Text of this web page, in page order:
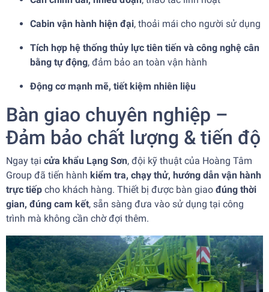
Cabin vận hành hiện đại, thoải mái cho người sử dụng
Tích hợp hệ thống thủy lực tiên tiến và công nghệ cân
bằng tự động, đảm bảo an toàn vận hành
Động cơ mạnh mẽ, tiết kiệm nhiên liệu
Bàn giao chuyên nghiệp –
Đảm bảo chất lượng & tiến độ
Ngay tại cửa khẩu Lạng Sơn, đội kỹ thuật của Hoàng Tâm
Group đã tiến hành kiểm tra, chạy thử, hướng dẫn vận hành
trực tiếp cho khách hàng. Thiết bị được bàn giao đúng thời
gian, đúng cam kết, sẵn sàng đưa vào sử dụng tại công
trình mà không cần chờ đợi thêm.